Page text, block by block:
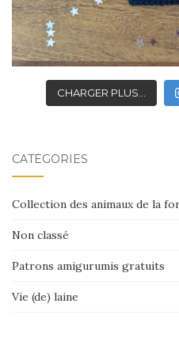
CHARGER PLUS…
CATÉGORIES
Collection des animaux de la
Non classé
Patrons amigurumis gratuits
Vie (de) laine